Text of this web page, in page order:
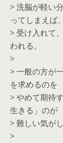
> 洗脳が軽い
ってしまえば、
> 受け入れて
われる。
>
> 一般の方が
を求めるのを
> やめて期待
生きる」のが
> 難しい気が
>